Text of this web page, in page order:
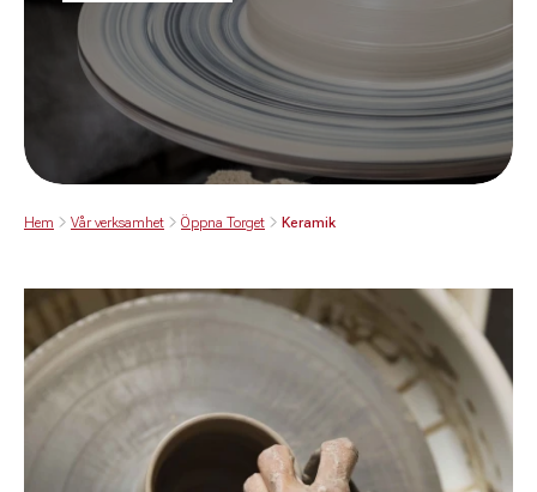
Hem Vår verksamhet Öppna Torget Keramik